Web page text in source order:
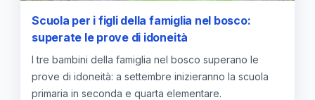
Scuola per i figli della famiglia nel bosco:
superate le prove di idoneità
I tre bambini della famiglia nel bosco superano le
prove di idoneità: a settembre inizieranno la scuola
primaria in seconda e quarta elementare.